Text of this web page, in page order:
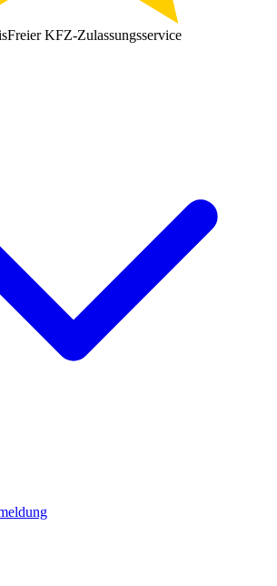
Freier KFZ-Zulassungsservice